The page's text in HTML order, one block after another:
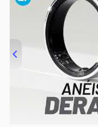
00:00/21:11